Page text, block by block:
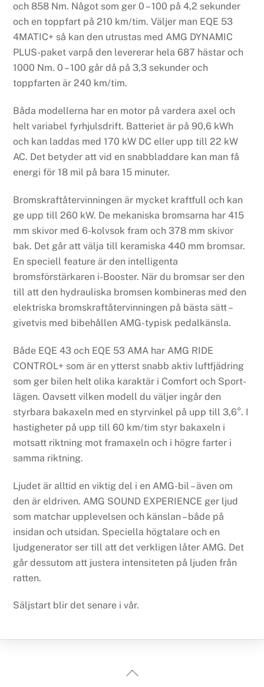
och 858 Nm. Något som ger 0 – 100 på 4,2 sekunder
och en toppfart på 210 km/tim. Väljer man EQE 53
4MATIC+ så kan den utrustas med AMG DYNAMIC
PLUS-paket varpå den levererar hela 687 hästar och
1000 Nm. 0 – 100 går då på 3,3 sekunder och
toppfarten är 240 km/tim.
Båda modellerna har en motor på vardera axel och
helt variabel fyrhjulsdrift. Batteriet är på 90,6 kWh
och kan laddas med 170 kW DC eller upp till 22 kW
AC. Det betyder att vid en snabbladdare kan man få
energi för 18 mil på bara 15 minuter.
Bromskraftåtervinningen är mycket kraftfull och kan
ge upp till 260 kW. De mekaniska bromsarna har 415
mm skivor med 6-kolvsok fram och 378 mm skivor
bak. Det går att välja till keramiska 440 mm bromsar.
En speciell feature är den intelligenta
bromsförstärkaren i-Booster. När du bromsar ser den
till att den hydrauliska bromsen kombineras med den
elektriska bromskraftåtervinningen på bästa sätt –
givetvis med bibehållen AMG-typisk pedalkänsla.
Både EQE 43 och EQE 53 AMA har AMG RIDE
CONTROL+ som är en ytterst snabb aktiv luftfjädring
som ger bilen helt olika karaktär i Comfort och Sport-
lägen. Oavsett vilken modell du väljer ingår den
styrbara bakaxeln med en styrvinkel på upp till 3,6°. I
hastigheter på upp till 60 km/tim styr bakaxeln i
motsatt riktning mot framaxeln och i högre farter i
samma riktning.
Ljudet är alltid en viktig del i en AMG-bil – även om
den är eldriven. AMG SOUND EXPERIENCE ger ljud
som matchar upplevelsen och känslan – både på
insidan och utsidan. Speciella högtalare och en
ljudgenerator ser till att det verkligen låter AMG. Det
går dessutom att justera intensiteten på ljuden från
ratten.
Säljstart blir det senare i vår.
Back